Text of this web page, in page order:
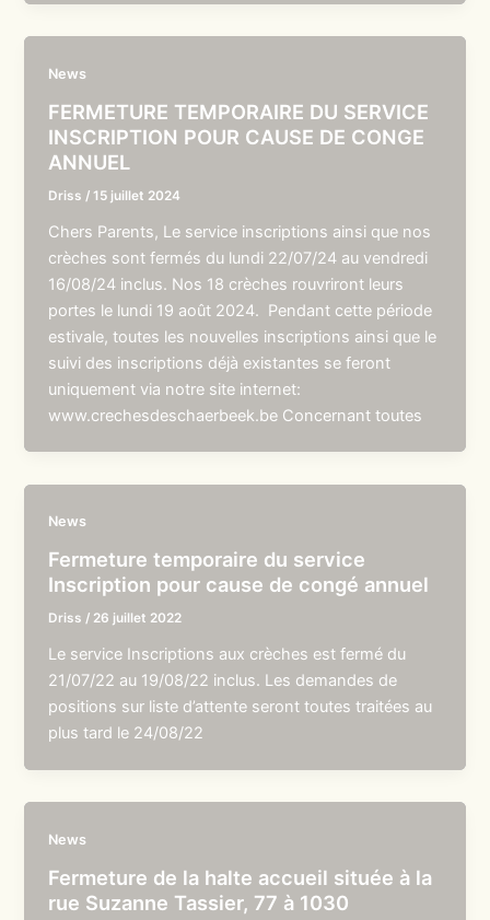
News
FERMETURE TEMPORAIRE DU SERVICE
INSCRIPTION POUR CAUSE DE CONGE
ANNUEL
Driss /15 juillet 2024
Chers Parents, Le service inscriptions ainsi que nos
crèches sont fermés du lundi 22/07/24 au vendredi
16/08/24 inclus. Nos 18 crèches rouvriront leurs
portes le lundi 19 août 2024. Pendant cette période
estivale, toutes les nouvelles inscriptions ainsi que le
suivi des inscriptions déjà existantes se feront
uniquement via notre site internet:
www.crechesdeschaerbeek.be Concernant toutes
News
Fermeture temporaire du service
Inscription pour cause de congé annuel
Driss / 26 juillet 2022
Le service Inscriptions aux crèches est fermé du
21/07/22 au 19/08/22 inclus. Les demandes de
positions sur liste d’attente seront toutes traitées au
plus tard le 24/08/22
News
Fermeture de la halte accueil située à la
rue Suzanne Tassier, 77 à 1030